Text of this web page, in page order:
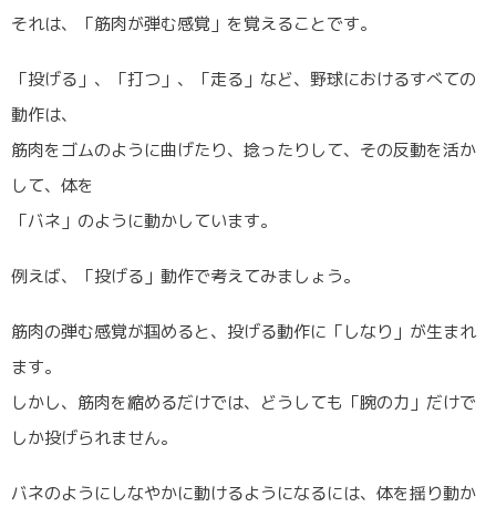
それは、「筋肉が弾む感覚」を覚えることです。
「投げる」、「打つ」、「走る」など、野球におけるすべての
動作は、
筋肉をゴムのように曲げたり、捻ったりして、その反動を活か
して、体を
「バネ」のように動かしています。
例えば、「投げる」動作で考えてみましょう。
筋肉の弾む感覚が掴めると、投げる動作に「しなり」が生まれ
ます。
しかし、筋肉を縮めるだけでは、どうしても「腕の力」だけで
しか投げられません。
バネのようにしなやかに動けるようになるには、体を揺り動か